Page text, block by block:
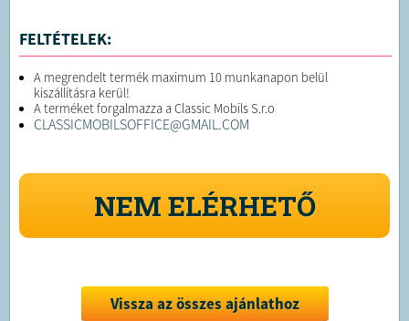
FELTÉTELEK:
A megrendelt termék maximum 10 munkanapon belül
kiszállításra kerül!
A terméket forgalmazza a Classic Mobils S.r.o
CLASSICMOBILSOFFICE@GMAIL.COM
NEM ELÉRHETŐ
Vissza az összes ajánlathoz